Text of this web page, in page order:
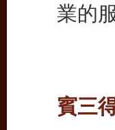
業的
賓三